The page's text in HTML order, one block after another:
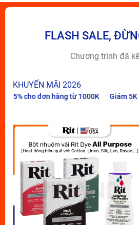
FLASH SALE,
Chương trình đã
KHUYẾN MÃI 2026
từ 1000K Giảm 5K cho đơn hàng từ